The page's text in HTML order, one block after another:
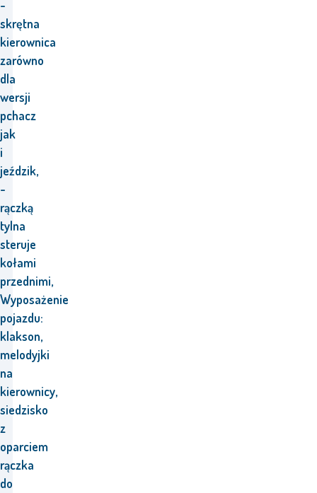
-
skrętna
kierownica
zarówno
dla
wersji
pchacz
jak
i
jeździk,
-
rączką
tylna
steruje
kołami
przednimi,
Wyposażenie
pojazdu:
klakson,
melodyjki
na
kierownicy,
siedzisko
z
oparciem
rączka
do